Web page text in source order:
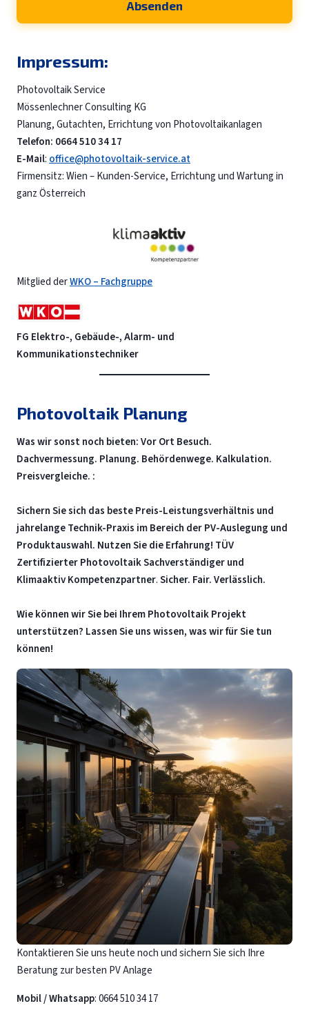
s
*
Absenden
Impressum:
Photovoltaik Service
Mössenlechner Consulting KG
Planung, Gutachten, Errichtung von Photovoltaikanlagen
Telefon: 0664 510 34 17
E-Mail:office@photovoltaik-service.at
Firmensitz: Wien – Kunden-Service, Errichtung und Wartung in
ganz Österreich
Mitglied derWKO – Fachgruppe
FG Elektro-, Gebäude-, Alarm- und
Kommunikationstechniker
Photovoltaik Planung
Was wir sonst noch bieten: Vor Ort Besuch.
Dachvermessung. Planung. Behördenwege. Kalkulation.
Preisvergleiche. :
Sichern Sie sich das beste Preis-Leistungsverhältnis und
jahrelange Technik-Praxis im Bereich der PV-Auslegung und
Produktauswahl. Nutzen Sie die Erfahrung! TÜV
Zertifizierter Photovoltaik Sachverständiger und
Klimaaktiv Kompetenzpartner.Sicher. Fair. Verlässlich.
Wie können wir Sie bei Ihrem Photovoltaik Projekt
unterstützen? Lassen Sie uns wissen, was wir für Sie tun
können!
Kontaktieren Sie uns heute noch und sichern Sie sich Ihre
Beratung zur besten PV Anlage
Mobil / Whatsapp: 0664 510 34 17